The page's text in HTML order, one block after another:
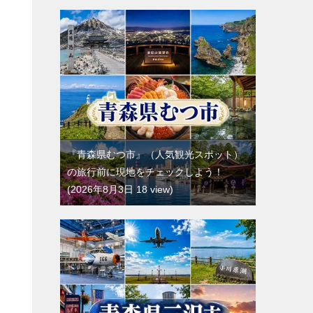
『青森県むつ市』（人気観光スポット）
の旅行前に現地をチェックしよう！
2026年8月3日 18 view